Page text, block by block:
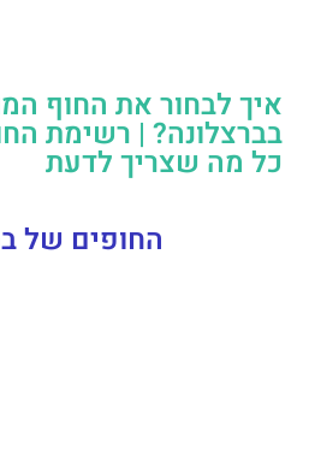
איך לבחור את החוף
בברצלונה? | רשימת
כל מה שצריך לדעת
החופים של